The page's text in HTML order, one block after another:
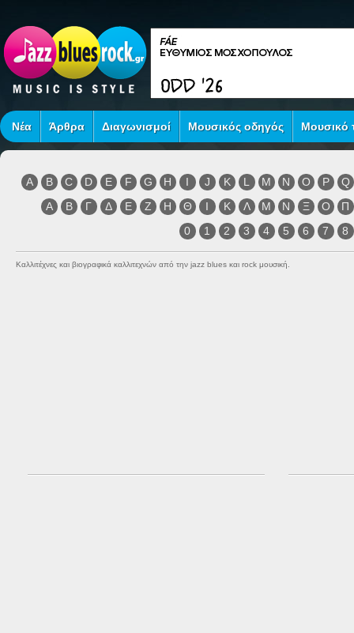
Νέα Άρθρα Διαγωνισμοί Μουσικός οδηγός Μουσικό
A B C D E F G H I J K L M N O P
Q
Α
Β Γ Δ Ε Ζ Η Θ Ι Κ Λ Μ Ν Ξ Ο
Π
0
1 2 3 4 5 6 7 8
Καλλιτέχνες και βιογραφικά καλλιτεχνών από την jazz blues και rock μουσική.